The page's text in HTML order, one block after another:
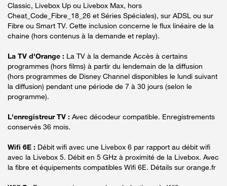
Classic, Livebox Up ou Livebox Max, hors
Cheat_Code_Fibre_18_26 et Séries Spéciales), sur ADSL ou sur
Fibre ou Smart TV. Cette inclusion concerne le flux linéaire de la
chaine (hors contenus à la demande et replay).
La TV d'Orange : La TV à la demande Accès à certains
programmes (hors films) à partir du lendemain de la diffusion
(hors programmes de Disney Channel disponibles le lundi suivant
la diffusion) pendant une période de 7 à 30 jours (selon le
programme).
L'enregistreur TV : Avec décodeur compatible. Enregistrements
conservés 36 mois.
Wifi 6E : Débit wifi avec une Livebox 6 par rapport au débit wifi
avec la Livebox 5. Débit en 5 GHz à proximité de la Livebox. Avec
la fibre et équipements compatibles Wifi 6E. Détails sur orange.fr